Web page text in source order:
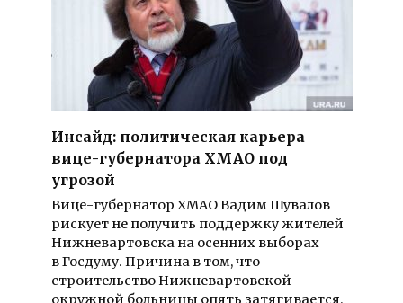
Инсайд: политическая карьера
вице-губернатора ХМАО под
угрозой
Вице-губернатор ХМАО Вадим Шувалов
рискует не получить поддержку жителей
Нижневартовска на осенних выборах
в Госдуму. Причина в том, что
строительство Нижневартовской
окружной больницы опять затягивается.